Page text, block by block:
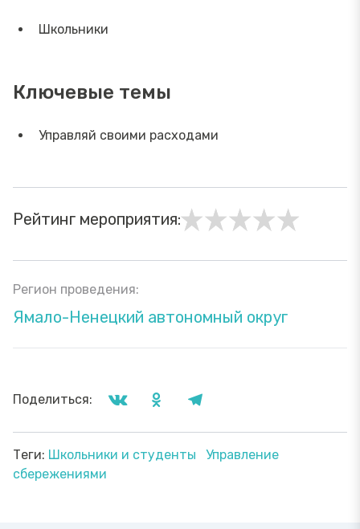
Школьники
Ключевые темы
Управляй своими расходами
Рейтинг мероприятия:
Регион проведения:
Ямало-Ненецкий автономный округ
Поделиться:
Теги: Школьники и студенты
Управление
сбережениями